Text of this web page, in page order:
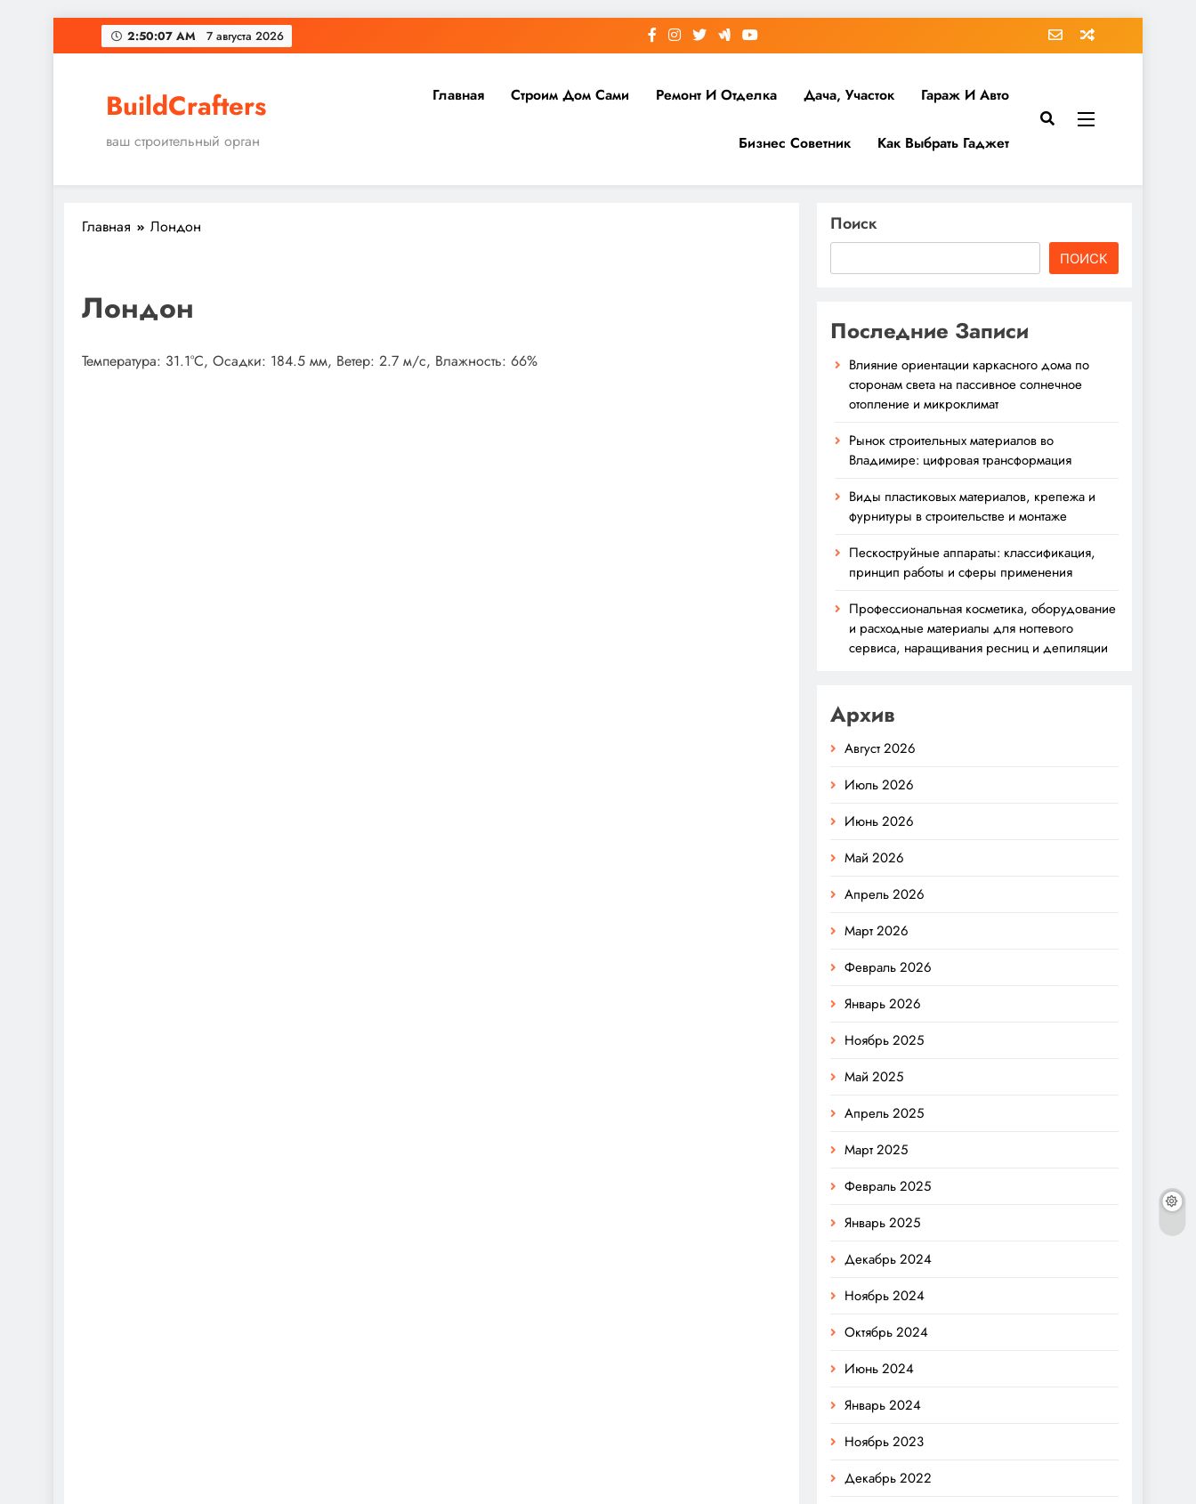
Перейти
к
2:50:08 AM 7 августа 2026
BuildCrafters
ваш строительный орган
Главная Строим Дом Сами Ремонт И Отделка Дача, Участок Гараж И Авто
Бизнес Советник Как Выбрать Гаджет
Главная Лондон
Лондон
Температура: 31.1°C, Осадки: 184.5 мм, Ветер: 2.7 м/с, Влажность: 66%
Поиск
ПОИСК
Последние Записи
Влияние ориентации каркасного дома по
сторонам света на пассивное солнечное
отопление и микроклимат
Рынок строительных материалов во
Владимире: цифровая трансформация
Виды пластиковых материалов, крепежа и
фурнитуры в строительстве и монтаже
Пескоструйные аппараты: классификация,
принцип работы и сферы применения
Профессиональная косметика, оборудование
и расходные материалы для ногтевого
сервиса, наращивания ресниц и депиляции
Архив
Август 2026
Июль 2026
Июнь 2026
Май 2026
Апрель 2026
Март 2026
Февраль 2026
Январь 2026
Ноябрь 2025
Май 2025
Апрель 2025
Март 2025
Февраль 2025
Январь 2025
Декабрь 2024
Ноябрь 2024
Октябрь 2024
Июнь 2024
Январь 2024
Ноябрь 2023
Декабрь 2022